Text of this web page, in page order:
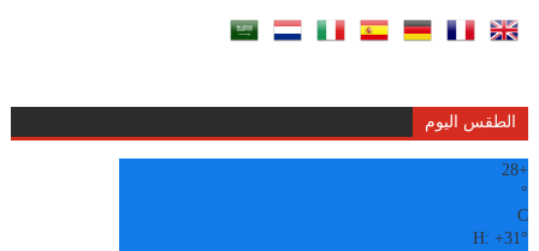
الطقس اليوم
+
28
°
C
H:+31°